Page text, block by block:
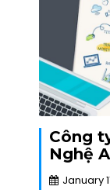
Công
Nghệ
January